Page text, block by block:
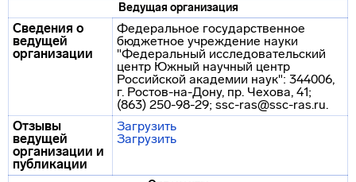
Ведущая организация
Сведения о
ведущей
организации
Федеральное государственное
бюджетное учреждение науки
"Федеральный исследовательский
центр Южный научный центр
Российской академии наук": 344006,
г. Ростов-на-Дону, пр. Чехова, 41;
(863) 250-98-29; ssc-ras@ssc-ras.ru.
Отзывы
ведущей
организации и
публикации
Загрузить
Загрузить